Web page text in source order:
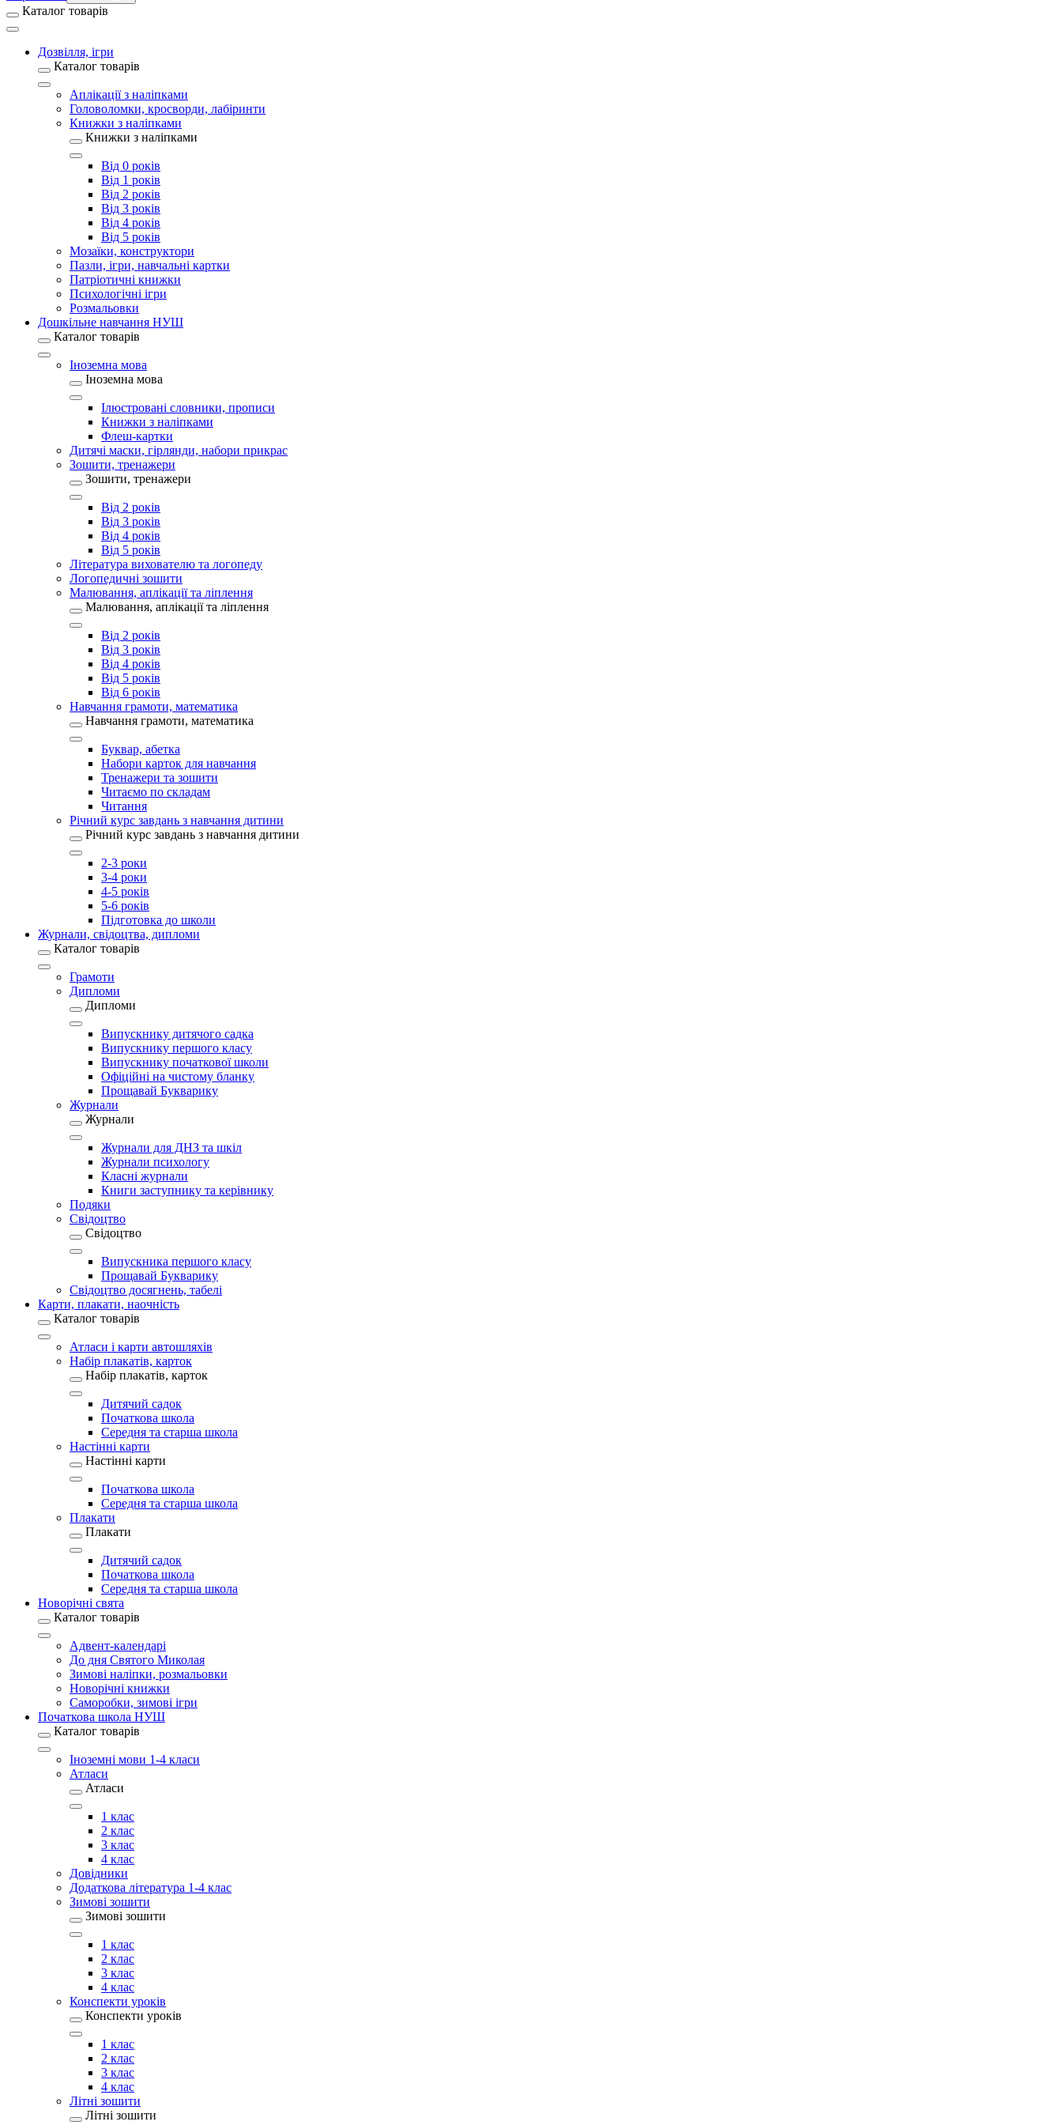
Каталог товарів
Дозвілля, ігри
Каталог товарів
Аплікації з наліпками
Головоломки, кросворди, лабіринти
Книжки з наліпками
Книжки з наліпками
Від 0 років
Від 1 років
Від 2 років
Від 3 років
Від 4 років
Від 5 років
Мозаїки, конструктори
Пазли, ігри, навчальні картки
Патріотичні книжки
Психологічні ігри
Розмальовки
Дошкільне навчання НУШ
Каталог товарів
Іноземна мова
Іноземна мова
Ілюстровані словники, прописи
Книжки з наліпками
Флеш-картки
Дитячі маски, гірлянди, набори прикрас
Зошити, тренажери
Зошити, тренажери
Від 2 років
Від 3 років
Від 4 років
Від 5 років
Література вихователю та логопеду
Логопедичні зошити
Малювання, аплікації та ліплення
Малювання, аплікації та ліплення
Від 2 років
Від 3 років
Від 4 років
Від 5 років
Від 6 років
Навчання грамоти, математика
Навчання грамоти, математика
Буквар, абетка
Набори карток для навчання
Тренажери та зошити
Читаємо по складам
Читання
Річний курс завдань з навчання дитини
Річний курс завдань з навчання дитини
2-3 роки
3-4 роки
4-5 років
5-6 років
Підготовка до школи
Журнали, свідоцтва, дипломи
Каталог товарів
Грамоти
Дипломи
Дипломи
Випускнику дитячого садка
Випускнику першого класу
Випускнику початкової школи
Офіційні на чистому бланку
Прощавай Букварику
Журнали
Журнали
Журнали для ДНЗ та шкіл
Журнали психологу
Класні журнали
Книги заступнику та керівнику
Подяки
Свідоцтво
Свідоцтво
Випускника першого класу
Прощавай Букварику
Свідоцтво досягнень, табелі
Карти, плакати, наочність
Каталог товарів
Атласи і карти автошляхів
Набір плакатів, карток
Набір плакатів, карток
Дитячий садок
Початкова школа
Середня та старша школа
Настінні карти
Настінні карти
Початкова школа
Середня та старша школа
Плакати
Плакати
Дитячий садок
Початкова школа
Середня та старша школа
Новорічні свята
Каталог товарів
Адвент-календарі
До дня Святого Миколая
Зимові наліпки, розмальовки
Новорічні книжки
Саморобки, зимові ігри
Початкова школа НУШ
Каталог товарів
Іноземні мови 1-4 класи
Атласи
Атласи
1 клас
2 клас
3 клас
4 клас
Довідники
Додаткова література 1-4 клас
Зимові зошити
Зимові зошити
1 клас
2 клас
3 клас
4 клас
Конспекти уроків
Конспекти уроків
1 клас
2 клас
3 клас
4 клас
Літні зошити
Літні зошити